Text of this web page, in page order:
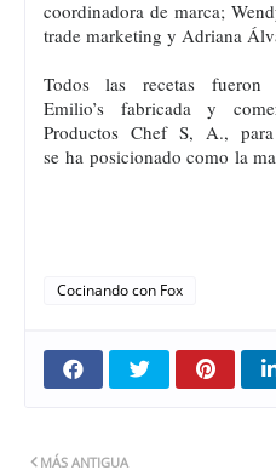
coordinadora de marca;
trade marketing y Adriana
Todos las recetas fueron
Emilio’s fabricada y
Productos Chef S, A.,
se ha posicionado como la
Cocinando con Fox
MÁS ANTIGUA